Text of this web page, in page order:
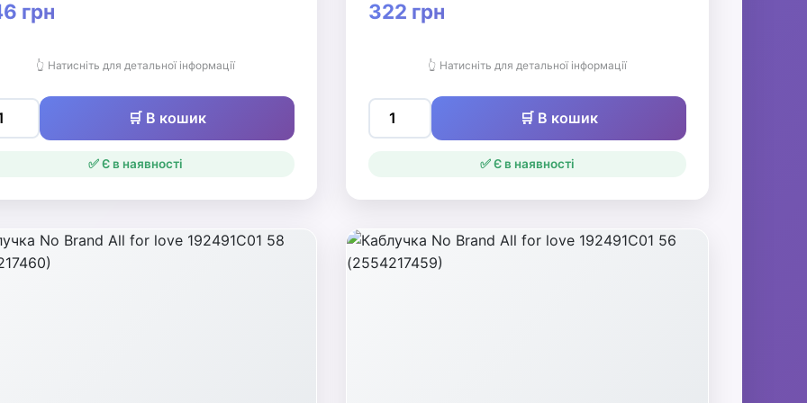
грн
👆 Натисніть для детальної інформації
🛒 В кошик
✅ Є в наявності
322 грн
👆 Натисніть для детальної інформації
🛒 В кошик
✅ Є в наявності